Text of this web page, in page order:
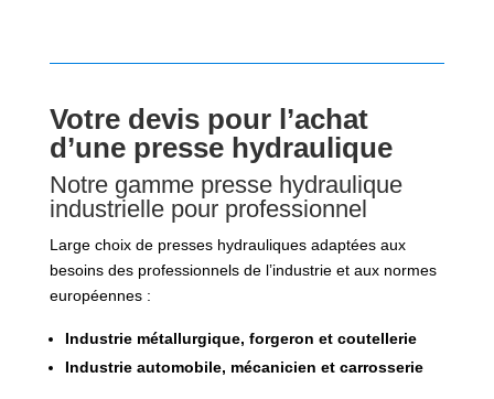
Votre devis pour l’achat
d’une presse hydraulique
Notre gamme presse hydraulique
industrielle pour professionnel
Large choix de presses hydrauliques adaptées aux
besoins des professionnels de l’industrie et aux normes
européennes :
Industrie métallurgique, forgeron et coutellerie
Industrie automobile, mécanicien et carrosserie